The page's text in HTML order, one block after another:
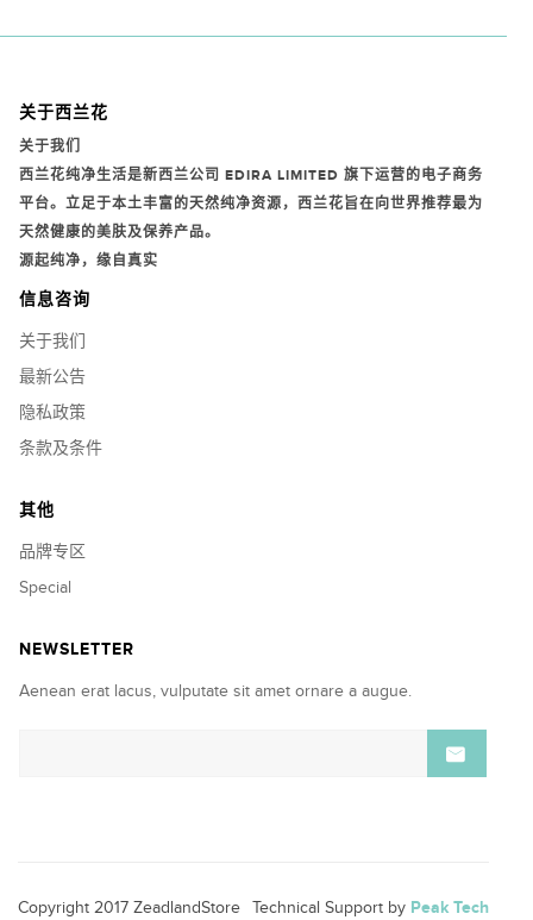
关于西兰花
关于我们
西兰花纯净生活是新西兰公司 EDIRA LIMITED 旗下运营的电子商务
平台。立足于本土丰富的天然纯净资源，西兰花旨在向世界推荐最为
天然健康的美肤及保养产品。
源起纯净，缘自真实
信息咨询
关于我们
最新公告
隐私政策
条款及条件
其他
品牌专区
Special
NEWSLETTER
Aenean erat lacus, vulputate sit amet ornare a augue.
Copyright 2017 ZeadlandStore Technical Support by Peak Tech